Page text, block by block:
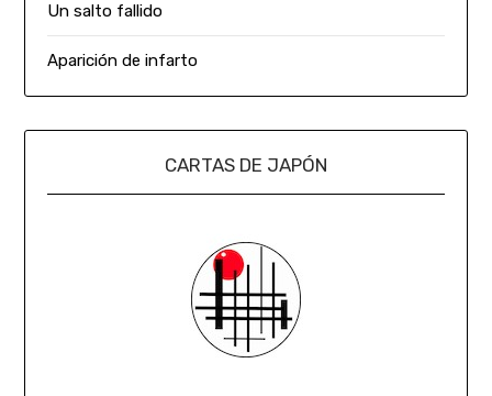
Un salto fallido
Aparición de infarto
CARTAS DE JAPÓN